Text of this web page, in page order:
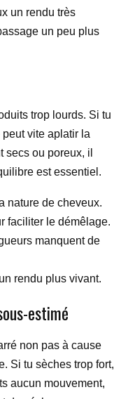
un rendu très
un peu plus
trop lourds. Si tu
vite aplatir la
secs ou poreux, il
est essentiel.
nature de cheveux.
faciliter le démêlage.
manquent de
rendu plus vivant.
estimé
non pas à cause
Si tu sèches trop fort,
aucun mouvement,